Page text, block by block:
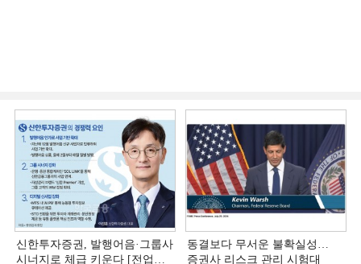
신한투자증권, 발행어음·그룹사
시너지로 체급 키운다 [전업계
동결보다 무서운 불확실성…
증권사 리스크 관리 시험대